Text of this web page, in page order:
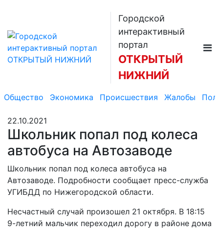
Городской
интерактивный
портал
ОТКРЫТЫЙ
НИЖНИЙ
Общество Экономика Происшествия Жалобы
22.10.2021
Школьник попал под колеса
автобуса на Автозаводе
Школьник попал под колеса автобуса на
Автозаводе. Подробности сообщает пресс-служба
УГИБДД по Нижегородской области.
Несчастный случай произошел 21 октября. В 18:15
9-летний мальчик переходил дорогу в районе дома